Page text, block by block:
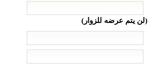
(لن يتم عرضه للزوار)